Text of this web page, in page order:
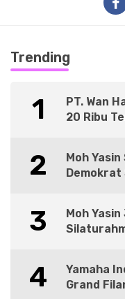
Trending
1
PT. Wan
20 Ribu
2
Moh
3
Moh
4
Yamaha
Grand